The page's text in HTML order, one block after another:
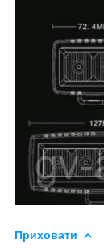
Приховати